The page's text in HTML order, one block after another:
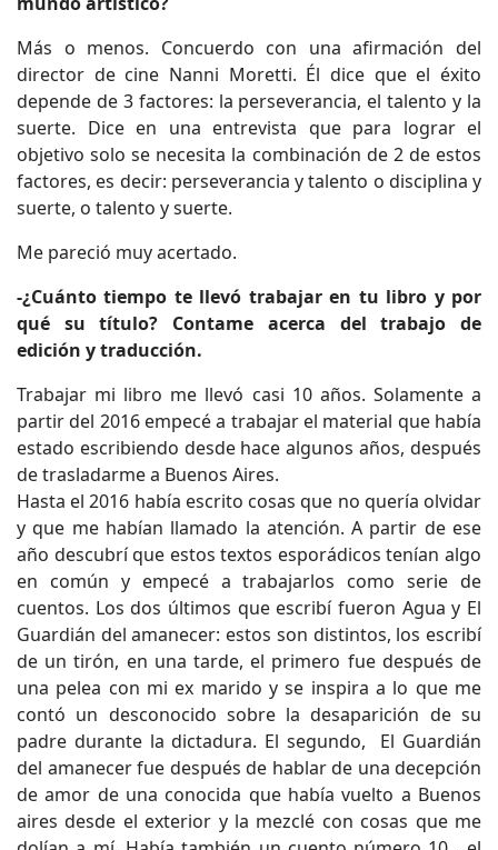
Más o menos. Concuerdo con una afirmación del
director de cine Nanni Moretti. Él dice que el éxito
depende de 3 factores: la perseverancia, el talento y la
suerte. Dice en una entrevista que para lograr el
objetivo solo se necesita la combinación de 2 de estos
factores, es decir: perseverancia y talento o disciplina y
suerte, o talento y suerte.
Me pareció muy acertado.
-¿Cuánto tiempo te llevó trabajar en tu libro y por
qué su título? Contame acerca del trabajo de
edición y traducción.
Trabajar mi libro me llevó casi 10 años. Solamente a
partir del 2016 empecé a trabajar el material que había
estado escribiendo desde hace algunos años, después
de trasladarme a Buenos Aires.
Hasta el 2016 había escrito cosas que no quería olvidar
y que me habían llamado la atención. A partir de ese
año descubrí que estos textos esporádicos tenían algo
en común y empecé a trabajarlos como serie de
cuentos. Los dos últimos que escribí fueron Agua y El
Guardián del amanecer: estos son distintos, los escribí
de un tirón, en una tarde, el primero fue después de
una pelea con mi ex marido y se inspira a lo que me
contó un desconocido sobre la desaparición de su
padre durante la dictadura. El segundo, El Guardián
del amanecer fue después de hablar de una decepción
de amor de una conocida que había vuelto a Buenos
aires desde el exterior y la mezclé con cosas que me